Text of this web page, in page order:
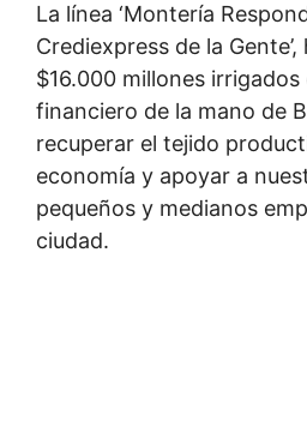
La línea ‘Montería
Crediexpress de la
$16.000 millones irrigados
financiero de la mano de
recuperar el tejido
economía y apoyar a
pequeños y medianos
ciudad.